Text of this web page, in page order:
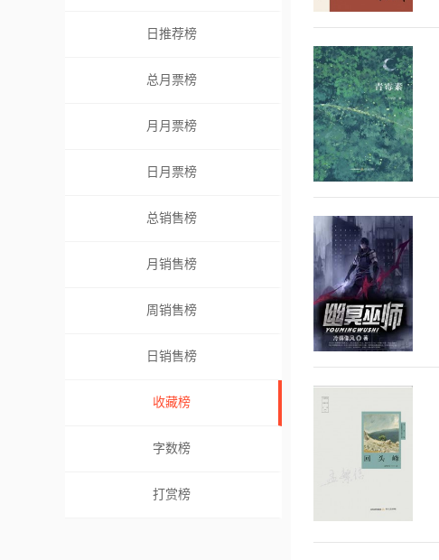
日推荐榜
总月票榜
月月票榜
日月票榜
总销售榜
月销售榜
周销售榜
日销售榜
收藏榜
字数榜
打赏榜